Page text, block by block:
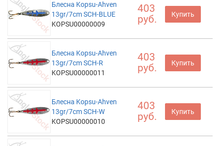
Блесна Kopsu-Ahven
13gr/7cm SCH-BLUE
KOPSU00000009
403
руб.
Купить
Блесна Kopsu-Ahven
13gr/7cm SCH-R
KOPSU00000011
403
руб.
Купить
Блесна Kopsu-Ahven
13gr/7cm SCH-W
KOPSU00000010
403
руб.
Купить